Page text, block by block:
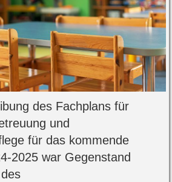
des Fachplans für
und
für das kommende
2025 war Gegenstand